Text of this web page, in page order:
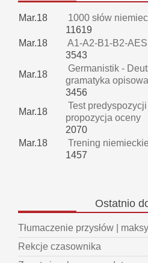
Mar.18
1000 słów
11619
Mar.18
A1-A2-B1-B2-AES
3543
Mar.18
Germanistik -
gramatyka
3456
Mar.18
Test
propozycja oceny
2070
Mar.18
Trening
1457
Ostatnio
Tłumaczenie przysłów |
Rekcje czasownika